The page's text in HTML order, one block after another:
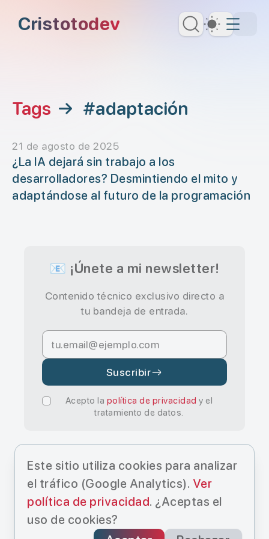
Cristotodev Dark
Tags → #adaptación
21 de agosto de 2025
¿La IA dejará sin trabajo a los
desarrolladores? Desmintiendo el mito y
adaptándose al futuro de la programación
📧 ¡Únete a mi newsletter!
Contenido técnico exclusivo directo a
tu bandeja de entrada.
Suscribir
Acepto la política de privacidad y el
tratamiento de datos.
© Cristo Manuel Estévez Hernández
Este sitio utiliza cookies para analizar
el tráfico (Google Analytics). Ver
política de privacidad. ¿Aceptas el
uso de cookies?